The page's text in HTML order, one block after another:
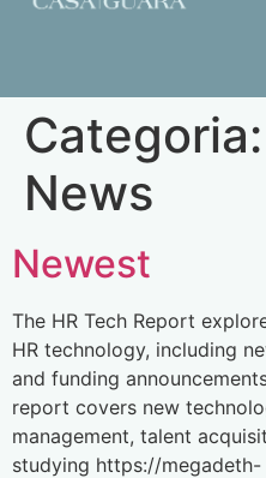
Categoria:
News
Newest
The HR Tech Report
HR technology, including
and funding
report covers new
management, talent
studying https://megadeth-